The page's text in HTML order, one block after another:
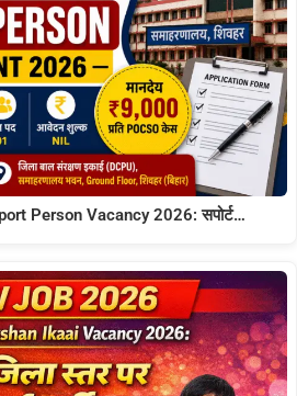
Person Vacancy 2026: सपोर्ट…